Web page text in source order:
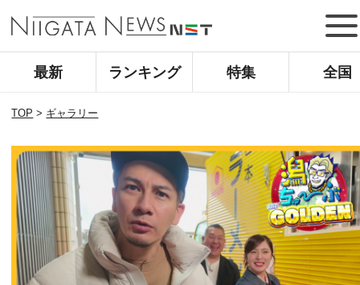
最新 ランキング 特集 全国
TOP > ギャラリー